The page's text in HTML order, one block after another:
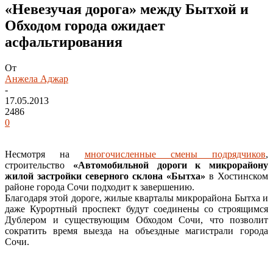
«Невезучая дорога» между Бытхой и
Обходом города ожидает
асфальтирования
От
Анжела Аджар
-
17.05.2013
2486
0
Несмотря на многочисленные смены подрядчиков,
строительство «Автомобильной дороги к микрорайону
жилой застройки северного склона «Бытха» в Хостинском
районе города Сочи подходит к завершению.
Благодаря этой дороге, жилые кварталы микрорайона Бытха и
даже Курортный проспект будут соединены со строящимся
Дублером и существующим Обходом Сочи, что позволит
сократить время выезда на объездные магистрали города
Сочи.